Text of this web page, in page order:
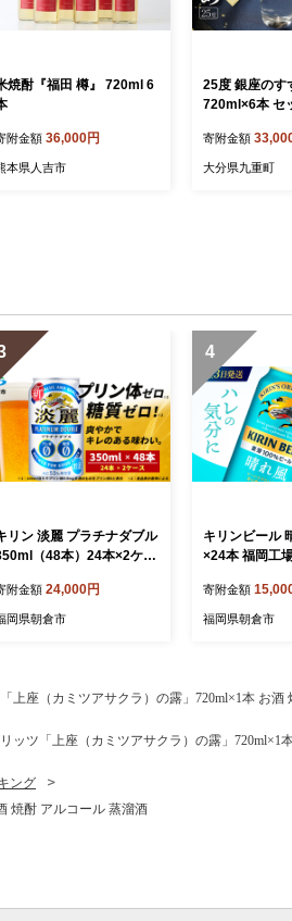
焼酎『福田 樽』 720ml 6
附金額 36,000円
本県人吉市
25度 銀座のす
720ml×6本 セ
コール 瓶 大分
九重町
寄附金額
大分県九重町
リン 淡麗 プラチナダブル
（48本）24本×2ケー
産 ビール キリンビール
酒 アルコール 酵母 抑制
附金額 24,000円
岡県朝倉市
4
キリンビール
×24本 福岡工
寄附金額
福岡県朝倉市
上座（カミツアサクラ）の露」720ml×1本 お酒
ッツ「上座（カミツアサクラ）の露」720ml×1
ング
焼酎 アルコール 蒸溜酒